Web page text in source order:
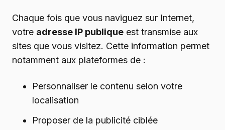
Chaque fois que vous naviguez sur Internet,
votre adresse IP publique est transmise aux
sites que vous visitez. Cette information permet
notamment aux plateformes de :
Personnaliser le contenu selon votre
localisation
Proposer de la publicité ciblée